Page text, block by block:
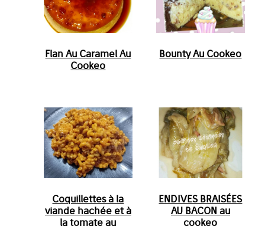
Flan Au Caramel Au
Cookeo
Bounty Au Cookeo
Coquillettes à la
viande hachée et à
la tomate au
ENDIVES BRAISÉES
AU BACON au
cookeo